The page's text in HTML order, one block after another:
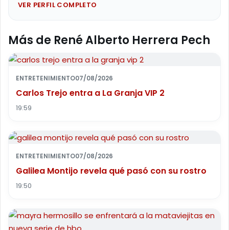
VER PERFIL COMPLETO
Más de René Alberto Herrera Pech
ENTRETENIMIENTO07/08/2026
Carlos Trejo entra a La Granja VIP 2
19:59
ENTRETENIMIENTO07/08/2026
Galilea Montijo revela qué pasó con su rostro
19:50